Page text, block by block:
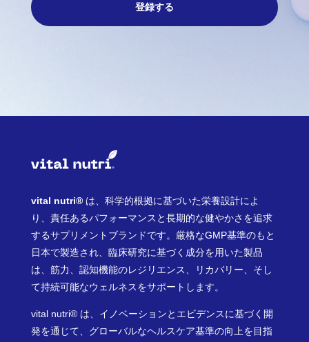
登録する
vital nutri®は、科学的根拠に基づいた栄養設計によ
り、責任あるパフォーマンスと長期的な健やかさを追求
するサプリメントブランドです。厳格なGMP基準のもと
日本で製造され、臨床研究に基づく成分を用いた製品
は、筋力、認知機能のレジリエンス、リカバリー、そし
て持続可能なウェルネスをサポートします。
vital nutri® は、イノベーションとエビデンスに基づく開
発を通じて、グローバルなヘルスケア基準の向上を目指